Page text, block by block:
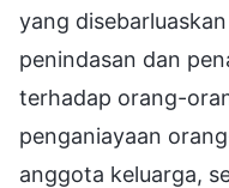
yang
penindasan dan
terhadap orang-
penganiayaan
anggota keluarga,